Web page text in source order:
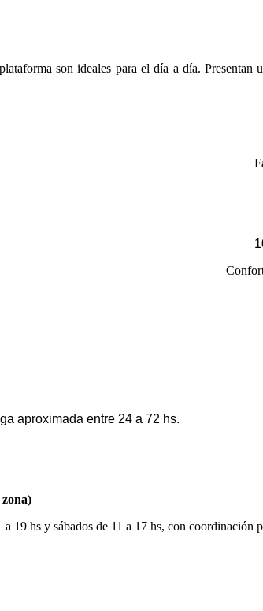
son ideales para el día a día.
aproximada entre 24 a 72 hs.
19 hs y sábados de 11 a 17 hs, con coordinación